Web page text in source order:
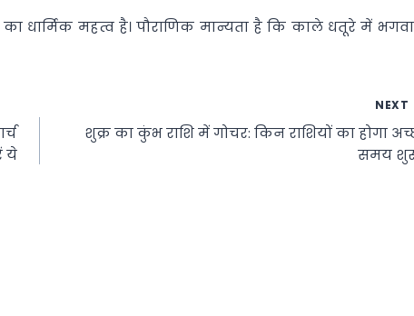
धार्मिक महत्व है। पौराणिक मान्यता है कि काले धतूरे में
ये
NEXT
शुक्र का कुंभ राशि में गोचर: किन राशियों का होगा
समय